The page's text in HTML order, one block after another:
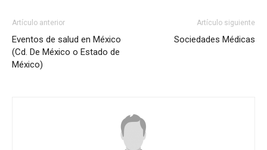
Artículo anterior
Eventos de salud en México
(Cd. De México o Estado de
México)
Artículo siguiente
Sociedades Médicas